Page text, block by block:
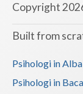
Copyright
Built from
Psihologi in Alba
Psihologi in